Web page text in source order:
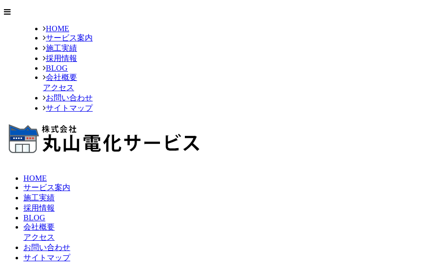
HOME
サービス案内
施工実績
採用情報
BLOG
会社概要
アクセス
お問い合わせ
サイトマップ
HOME
サービス案内
施工実績
採用情報
BLOG
会社概要
アクセス
お問い合わせ
サイトマップ